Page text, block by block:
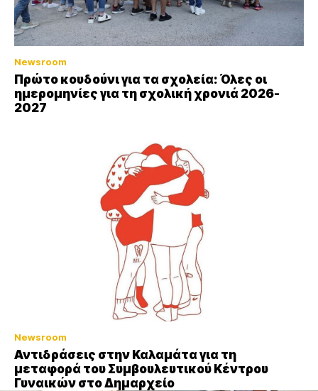
Newsroom
Πρώτο κουδούνι για τα σχολεία: Όλες οι
ημερομηνίες για τη σχολική χρονιά 2026-
2027
Newsroom
Αντιδράσεις στην Καλαμάτα για τη
μεταφορά του Συμβουλευτικού Κέντρου
Γυναικών στο Δημαρχείο